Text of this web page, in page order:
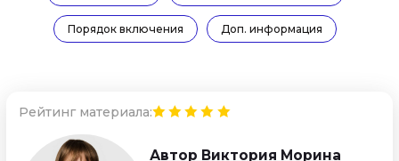
Порядок включения Доп. информация